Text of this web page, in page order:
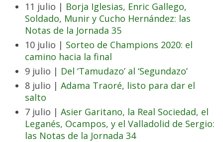
11 julio | Borja Iglesias, Enric Gallego,
Soldado, Munir y Cucho Hernández: las
Notas de la Jornada 35
10 julio | Sorteo de Champions 2020: el
camino hacia la final
9 julio | Del ‘Tamudazo’ al ‘Segundazo’
8 julio | Adama Traoré, listo para dar el
salto
7 julio | Asier Garitano, la Real Sociedad, el
Leganés, Ocampos, y el Valladolid de Sergio:
las Notas de la Jornada 34